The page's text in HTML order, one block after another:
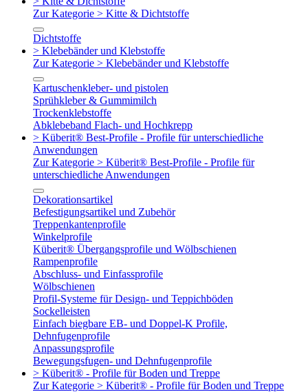
Zur Kategorie > Kitte & Dichtstoffe
Dichtstoffe
> Klebebänder und Klebstoffe
Zur Kategorie > Klebebänder und Klebstoffe
Kartuschenkleber- und pistolen
Sprühkleber & Gummimilch
Trockenklebstoffe
Abklebeband Flach- und Hochkrepp
> Küberit® Best-Profile - Profile für unterschiedliche
Anwendungen
Zur Kategorie > Küberit® Best-Profile - Profile für
unterschiedliche Anwendungen
Dekorationsartikel
Befestigungsartikel und Zubehör
Treppenkantenprofile
Winkelprofile
Küberit® Übergangsprofile und Wölbschienen
Rampenprofile
Abschluss- und Einfassprofile
Wölbschienen
Profil-Systeme für Design- und Teppichböden
Sockelleisten
Einfach biegbare EB- und Doppel-K Profile,
Dehnfugenprofile
Anpassungsprofile
Bewegungsfugen- und Dehnfugenprofile
> Küberit® - Profile für Boden und Treppe
Zur Kategorie > Küberit® - Profile für Boden und Treppe